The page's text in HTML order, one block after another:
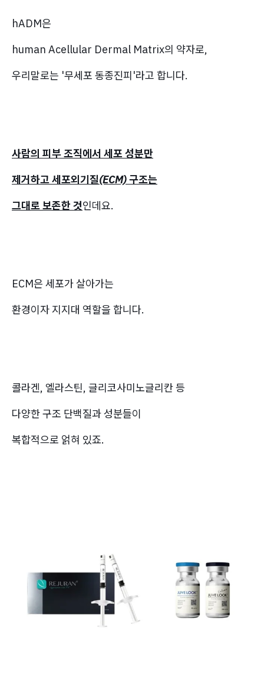
hADM은
human Acellular Dermal Matrix의 약자로,
우리말로는 '무세포 동종진피'라고 합니다.
사람의 피부 조직에서 세포 성분만
제거하고 세포외기질(ECM) 구조는
그대로 보존한 것인데요.
ECM은 세포가 살아가는
환경이자 지지대 역할을 합니다.
콜라겐, 엘라스틴, 글리코사미노글리칸 등
다양한 구조 단백질과 성분들이
복합적으로 얽혀 있죠.